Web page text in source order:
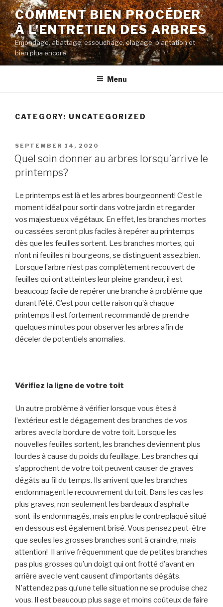
Skip
to
content
COMMENT BIEN PROCÉDER
À L'ENTRETIEN DES ARBRES
Emondage, abattage, essouchage, elagage, plantation et
bien plus encore
Menu
CATEGORY: UNCATEGORIZED
POSTED
ON
SEPTEMBER 14, 2020
Quel soin donner au arbres lorsqu’arrive le
printemps?
Le printemps est là et les arbres bourgeonnent! C’est le
moment idéal pour sortir dans votre jardin et regarder
vos majestueux végétaux. En effet, les branches mortes
ou cassées seront plus faciles à repérer au printemps
dès que les feuilles sortent. Les branches mortes, qui
n’ont ni feuilles ni bourgeons, se distinguent assez bien.
Lorsque l’arbre n’est pas complètement recouvert de
feuilles qui ont atteintes leur pleine grandeur, il est
beaucoup facile de repérer une branche à problème que
durant l’été. C’est pour cette raison qu’à chaque
printemps il est fortement recommandé de prendre
quelques minutes pour observer les arbres afin de
déceler de potentiels anomalies.
Vérifiez la ligne de votre toit
Un autre problème à vérifier lorsque vous êtes à
l’extérieur est le dégagement des branches de vos
arbres avec la bordure de votre toit. Lorsque les
nouvelles feuilles sortent, les branches deviennent plus
lourdes à cause du poids du feuillage. Les branches qui
s’approchent de votre toit peuvent causer de graves
dégâts au fil du temps. Ils arrivent que les branches
endommagent le recouvrement du toit. Dans les cas les
plus graves, non seulement les bardeaux d’asphalte
sont-ils endommagés, mais en plus le contreplaqué situé
en dessous est également brisé. Vous pensez peut-être
que seules les grosses branches sont à craindre, mais
attention! Il arrive fréquemment que de petites branches
pas plus grosses qu’un doigt qui ont frotté d’avant en
arrière avec le vent causent d’importants dégâts.
N’attendez pas qu’une telle situation ne se produise chez
vous. Il est beaucoup plus sage et moins coûteux de faire